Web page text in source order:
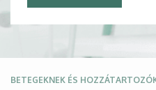
BETEGEKNEK ÉS